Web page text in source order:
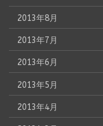
2013年8月
2013年7月
2013年6月
2013年5月
2013年4月